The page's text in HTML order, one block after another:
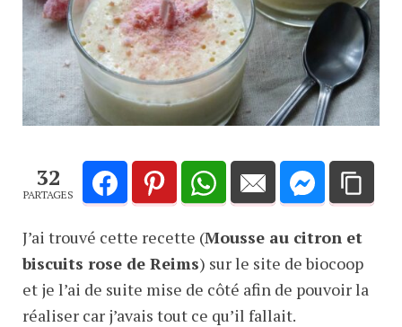
32
PARTAGES
J’ai trouvé cette recette (Mousse au citron et
biscuits rose de Reims) sur le site de biocoop
et je l’ai de suite mise de côté afin de pouvoir la
réaliser car j’avais tout ce qu’il fallait.